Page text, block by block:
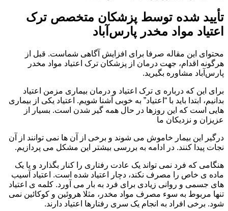
تأیید شده توسط پزشکان متخصص ترک
اعتیاد مواد مخدر پارس‌آباد
محتوای این مقاله صرفا برای افزایش آگاهی شماست. قبل از
هرگونه اقدام، جهت درمان از پزشکان ترک اعتیاد مواد مخدر
پارس‌آباد مشاوره بگیرید.
برای این که درباره ی ترک اعتیاد و درمان بیماری مزمن اعتیاد
بدانیم، ابتدا باید با “اعتیاد” به خوبی آشنا شویم. اعتیاد یکی از بیماری
هایی است که این روزها در حال همه گیر شدن است. بسیار از
عزیزان و نزدیکان ما
درگیر این بیمار خاموش می شوند و برخی از آن ها نمی توانند از آن
نجات پیدا کنند. در ادامه به بررسی بیشتر این مشکل می پردازیم.
هنگامی که فرد نمی تواند یک عادت رفتاری را کنار بگذارد و یا یک
ماده ی خاص را مصرف نکند، دچار اعتیاد شده است. اعتیاد آسیب
های جسمی و روانی زیادی برای فرد به بار می آورد. کلمه ی اعتیاد
تنها مربوط به سوء مصرف مواد مخدر، مثلا هروئین و کوکائین نمی
شود. برخی افراد به انجام یک سری رفتارها اعتیاد دارند.